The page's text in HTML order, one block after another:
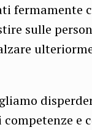
sulle
e